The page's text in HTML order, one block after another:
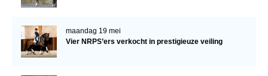
maandag 19 mei
Vier NRPS’ers verkocht in prestigieuze veiling